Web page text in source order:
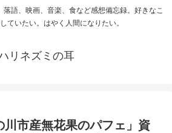
語、映画、音楽、食など感想備忘録。好きなこ
ていたい。はやく人間になりたい。
リネズミの耳
川市産無花果のパフェ」資